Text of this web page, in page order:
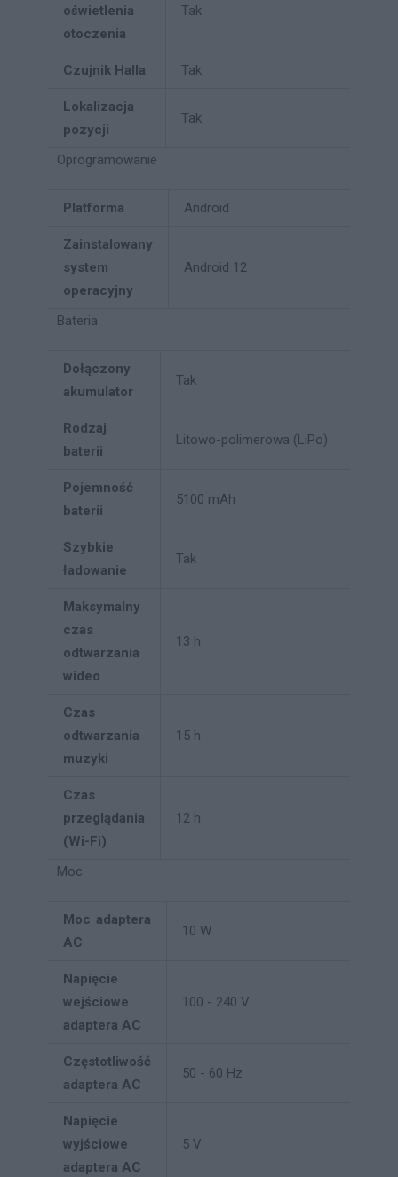
oświetlenia
otoczenia
Tak
Czujnik Halla Tak
Lokalizacja
pozycji
Tak
Oprogramowanie
Platforma Android
Zainstalowany
system
operacyjny
Android 12
Bateria
Dołączony
akumulator
Tak
Rodzaj
baterii
Litowo-polimerowa (LiPo)
Pojemność
baterii
5100 mAh
Szybkie
ładowanie
Tak
Maksymalny
czas
odtwarzania
wideo
13 h
Czas
odtwarzania
muzyki
15 h
Czas
przeglądania
(Wi-Fi)
12 h
Moc
Moc adaptera
AC
10 W
Napięcie
wejściowe
adaptera AC
100 - 240 V
Częstotliwość
adaptera AC
50 - 60 Hz
Napięcie
wyjściowe
adaptera AC
5 V